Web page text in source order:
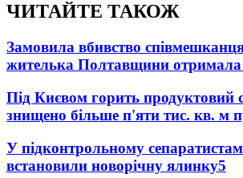
ЧИТАЙТЕ ТАКОЖ
Замовила вбивство
жителька Полтавщини отримала
Під Києвом горить продуктовий
знищено більше п'яти тис. кв. м
У підконтрольному
встановили новорічну ялинку5